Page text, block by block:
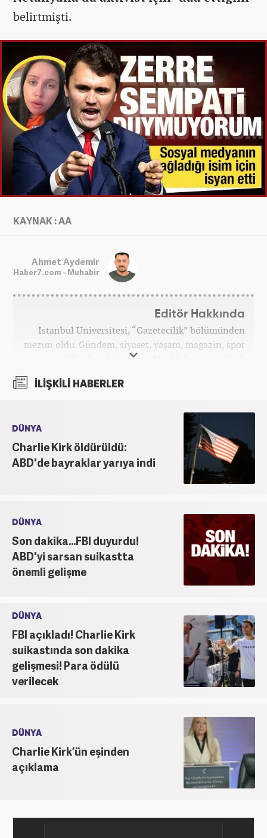
belirtmişti.
KAYNAK : AA
Ahmet Aydemir
Haber7.com - Muhabir
Editör Hakkında
İstanbul Üniversitesi, “Gazetecilik” bölümünden
mezun oldu. Gündem, siyaset, yaşam, magazin, spor
ve SEO editörlüğü yaptı. Meslek hayatına Ocak
İLİŞKİLİ HABERLER
DÜNYA
Charlie Kirk öldürüldü:
ABD'de bayraklar yarıya indi
DÜNYA
Son dakika...FBI duyurdu!
ABD'yi sarsan suikastta
önemli gelişme
DÜNYA
FBI açıkladı! Charlie Kirk
suikastında son dakika
gelişmesi! Para ödülü
verilecek
DÜNYA
Charlie Kirk’ün eşinden
açıklama